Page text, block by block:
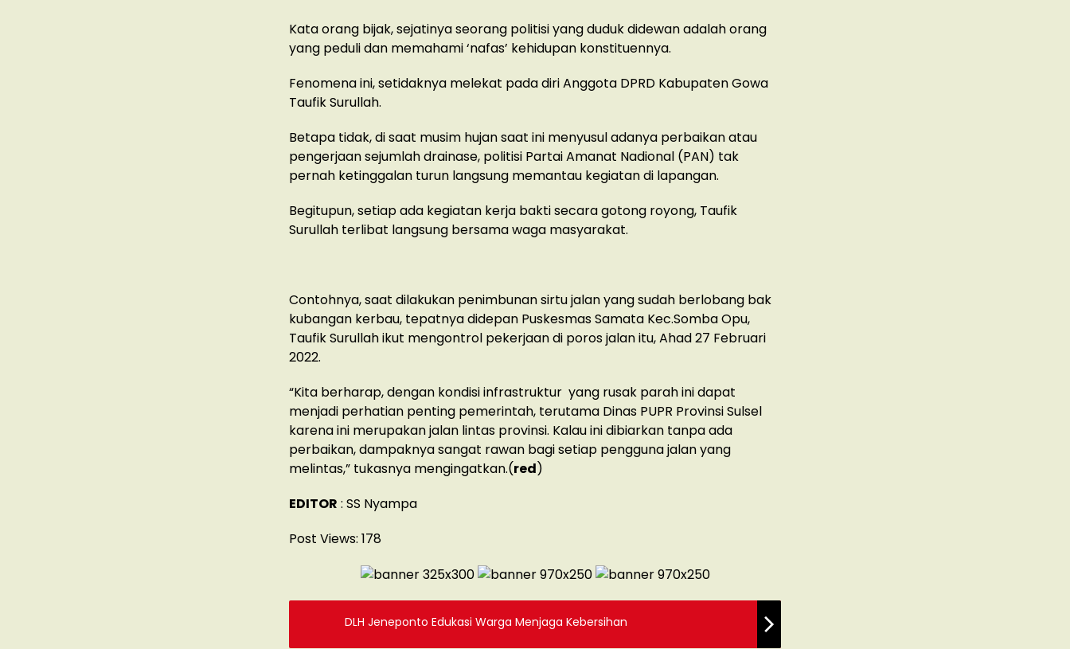
Kata orang bijak, sejatinya seorang politisi yang duduk didewan adalah orang
yang peduli dan memahami ‘nafas’ kehidupan konstituennya.
Fenomena ini, setidaknya melekat pada diri Anggota DPRD Kabupaten Gowa
Taufik Surullah.
Betapa tidak, di saat musim hujan saat ini menyusul adanya perbaikan atau
pengerjaan sejumlah drainase, politisi Partai Amanat Nadional (PAN) tak
pernah ketinggalan turun langsung memantau kegiatan di lapangan.
Begitupun, setiap ada kegiatan kerja bakti secara gotong royong, Taufik
Surullah terlibat langsung bersama waga masyarakat.
Contohnya, saat dilakukan penimbunan sirtu jalan yang sudah berlobang bak
kubangan kerbau, tepatnya didepan Puskesmas Samata Kec.Somba Opu,
Taufik Surullah ikut mengontrol pekerjaan di poros jalan itu, Ahad 27 Februari
2022.
“Kita berharap, dengan kondisi infrastruktur yang rusak parah ini dapat
menjadi perhatian penting pemerintah, terutama Dinas PUPR Provinsi Sulsel
karena ini merupakan jalan lintas provinsi. Kalau ini dibiarkan tanpa ada
perbaikan, dampaknya sangat rawan bagi setiap pengguna jalan yang
melintas,” tukasnya mengingatkan.(red)
EDITOR : SS Nyampa
Post Views: 178
DLH Jeneponto Edukasi Warga Menjaga Kebersihan